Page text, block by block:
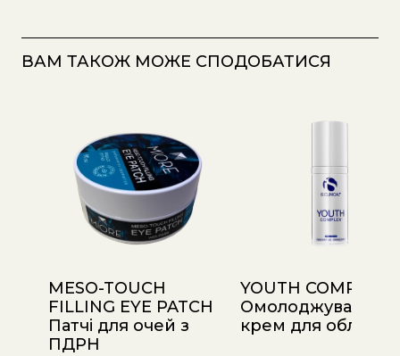
ВАМ ТАКОЖ МОЖЕ СПОДОБАТИСЯ
MESO-TOUCH
FILLING EYE PATCH
Патчі для очей з
ПДРН
YOUTH COMPLEX
крем для обличчя